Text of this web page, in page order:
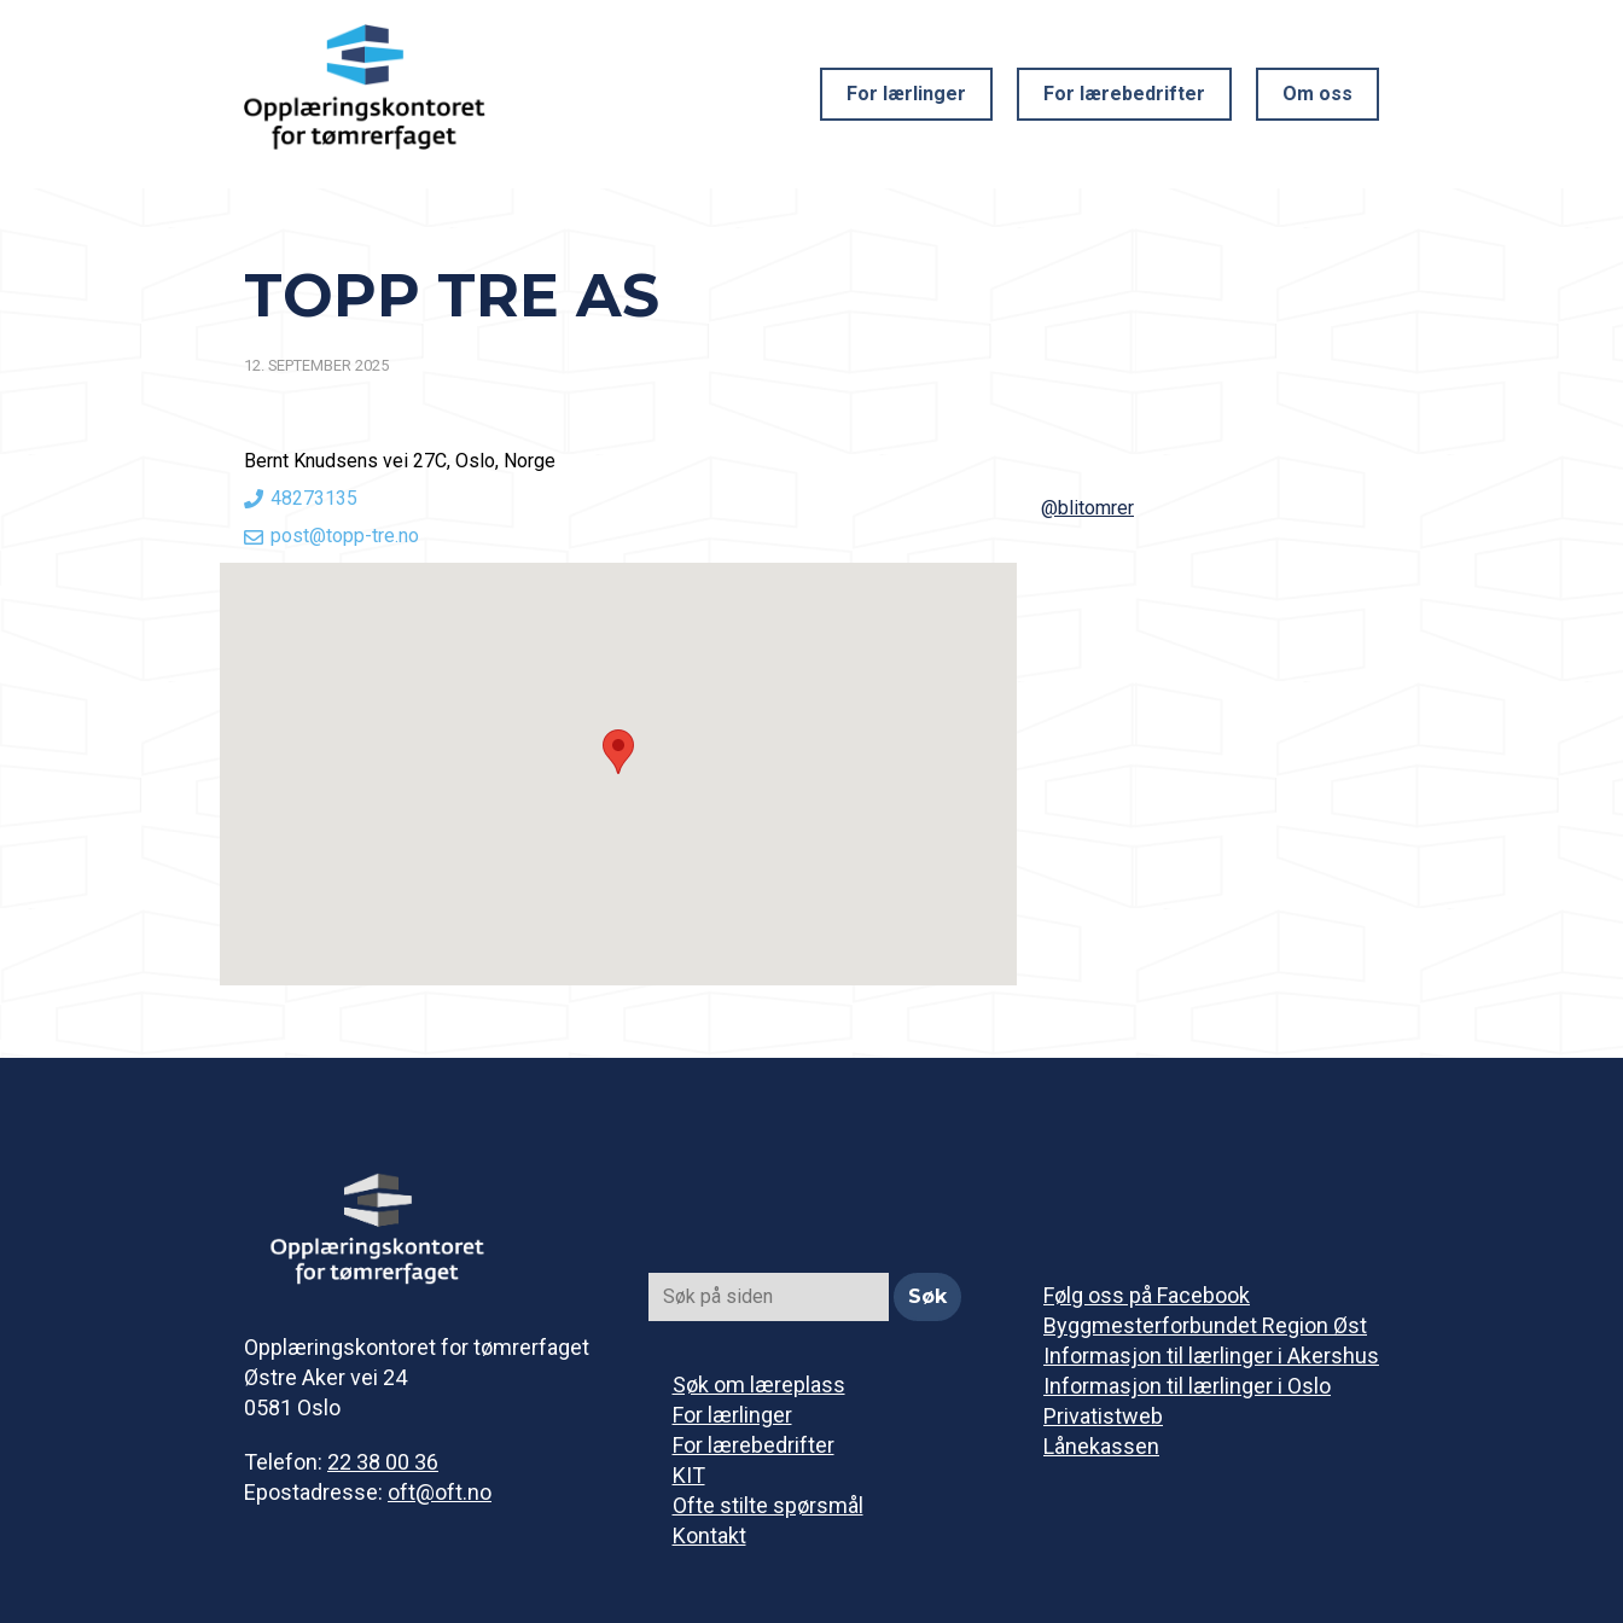
For lærlinger For lærebedrifter Om oss
TOPP TRE AS
12. SEPTEMBER 2025
Bernt Knudsens vei 27C, Oslo, Norge
48273135
post@topp-tre.no
@blitomrer
Opplæringskontoret for tømrerfaget
Østre Aker vei 24
0581 Oslo
Telefon: 22 38 00 36
Epostadresse: oft@oft.no
Søk om læreplass
For lærlinger
For lærebedrifter
KIT
Ofte stilte spørsmål
Kontakt
Følg oss på Facebook
Byggmesterforbundet Region Øst
Informasjon til lærlinger i Akershus
Informasjon til lærlinger i Oslo
Privatistweb
Lånekassen